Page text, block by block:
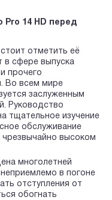
Pro 14 HD перед
отметить её
в сфере выпуска
прочего
Во всем мире
заслуженным
Руководство
тщательное изучение
обслуживание
высоком
многолетней
в погоне
отступления от
обогнать